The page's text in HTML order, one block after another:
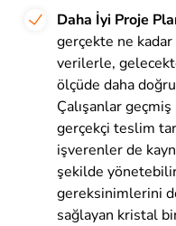
Daha İyi Proje
gerçekte ne
verilerle,
ölçüde daha
Çalışanlar
gerçekçi teslim
işverenler de
şekilde
gereksinimlerini
sağlayan kristal